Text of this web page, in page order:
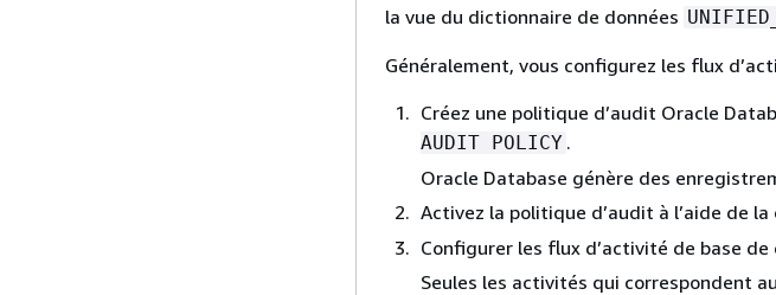
la vue du dictionnaire de données
Généralement, vous configurez les flux
Créez une politique d’audit Oracle
AUDIT POLICY .
Oracle Database génère des
Activez la politique d’audit à l’aide de la
Configurer les flux d’activité de base de
Seules les activités qui correspondent